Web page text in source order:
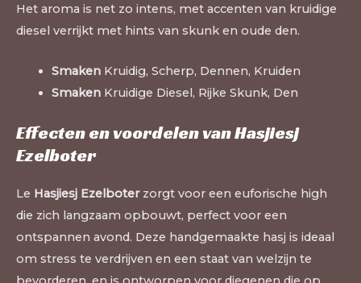
Het aroma is net zo intens, met accenten van kruidige
diesel verrijkt met hints van skunk en oude den.
SmakenKruidig, Scherp, Dennen, Kruiden
SmakenKruidige Diesel, Rijke Skunk, Den
Effecten en voordelen van Hasjiesj
Ezelboter
Le Hasjiesj Ezelboterzorgt voor een euforische high
die zich langzaam opbouwt, perfect voor een
ontspannen avond. Deze handgemaakte hasj is ideaal
om stress te verdrijven en een staat van welzijn te